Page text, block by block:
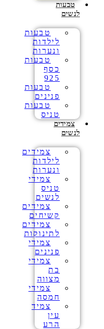
טבעות
לנשים
טבעות
לילדות
ונערות
טבעות
כסף
925
טבעות
פנינים
טבעות
טניס
צמידים
לנשים
צמידים
לילדות
ונערות
צמידי
טניס
לנשים
צמידים
קשיחים
צמידים
לתינוקות
צמידי
פנינים
צמידי
בת
מצווה
צמידי
חמסה
צמיד
עין
הרע